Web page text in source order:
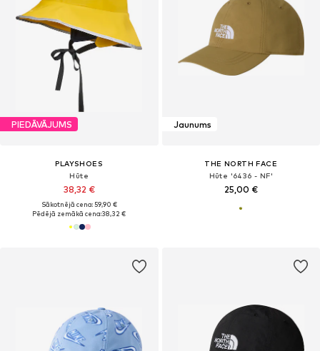
PIEDĀVĀJUMS
PLAYSHOES
Hūte
38,32 €
Sākotnējā cena: 59,90 €
Pēdējā zemākā cena:38,32 €
Jaunums
THE NORTH FACE
Hūte '6436 - NF'
25,00 €